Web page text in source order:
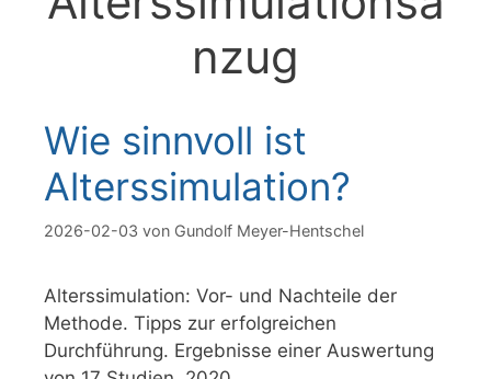
nzug
Wie sinnvoll ist
Alterssimulation?
2026-02-03 von Gundolf Meyer-Hentschel
Alterssimulation: Vor- und Nachteile der
Methode. Tipps zur erfolgreichen
Durchführung. Ergebnisse einer Auswertung